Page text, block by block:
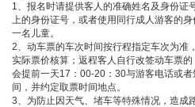
1、报名时请提供客人的准确姓名及身份证
上的身份证号，或者使用同行成人游客的
一名儿童。
2、动车票的车次时间按行程指定车次为准
实际票价核算；返程客人自行改签动车票
会提前一天17：00-20：30与游客电话或
间，并约定取票时间地点。
3、为防止因天气、堵车等特殊情况，造成